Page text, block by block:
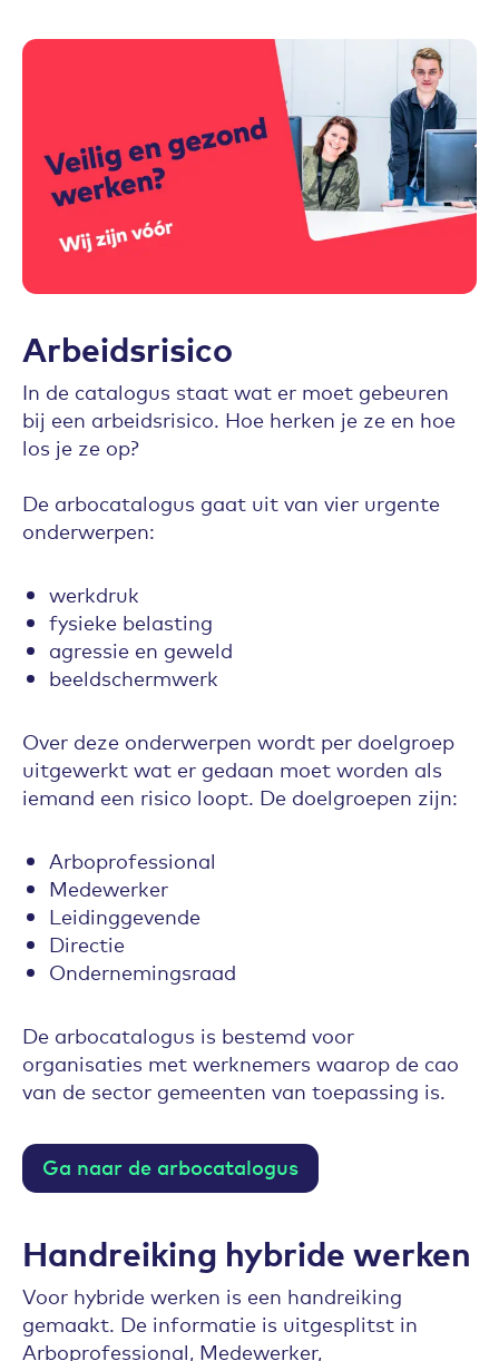
Arbeidsrisico
In de catalogus staat wat er moet gebeuren
bij een arbeidsrisico. Hoe herken je ze en hoe
los je ze op?
De arbocatalogus gaat uit van vier urgente
onderwerpen:
werkdruk
fysieke belasting
agressie en geweld
beeldschermwerk
Over deze onderwerpen wordt per doelgroep
uitgewerkt wat er gedaan moet worden als
iemand een risico loopt. De doelgroepen zijn:
Arboprofessional
Medewerker
Leidinggevende
Directie
Ondernemingsraad
De arbocatalogus is bestemd voor
organisaties met werknemers waarop de cao
van de sector gemeenten van toepassing is.
Ga naar de arbocatalogus
Handreiking hybride werken
Voor hybride werken is een handreiking
gemaakt. De informatie is uitgesplitst in
Arboprofessional, Medewerker,